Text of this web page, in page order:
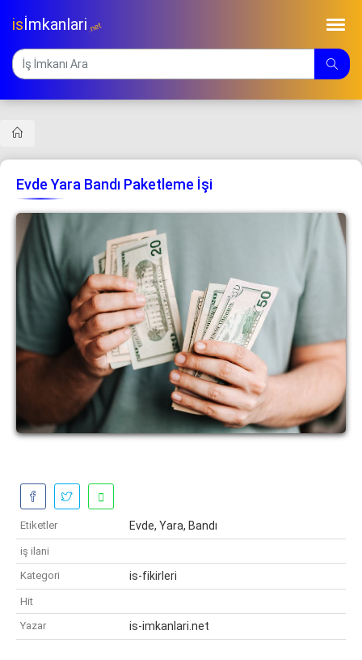
isİmkanlari.net
Evde Yara Bandı Paketleme İşi
Etiketler Evde, Yara, Bandı
iş ilani
Kategori
is-fikirleri
Hit
Yazar
is-imkanlari.net